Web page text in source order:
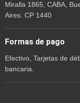
Miralla 1865, CABA,
Aires. CP 1440
Formas de pago
Efectivo, Tarjetas de
bancaria.